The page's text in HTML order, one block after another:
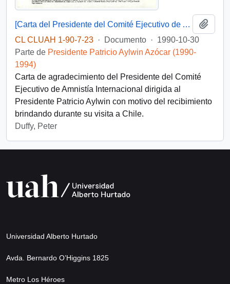
[Carta del Presidente del Comité Ejecutivo de Amnistía Internacional dirigida al Presidente Patricio Aylwin]
CL CLUAH 1-90-7-23 · Documento · 1990-10-30
Parte de Presidente Patricio Aylwin Azócar (1990-
1994)
Carta de agradecimiento del Presidente del Comité
Ejecutivo de Amnistía Internacional dirigida al
Presidente Patricio Aylwin con motivo del recibimiento
brindando durante su visita a Chile.
Duffy, Peter
Universidad Alberto Hurtado
Avda. Bernardo O’Higgins 1825
Metro Los Héroes